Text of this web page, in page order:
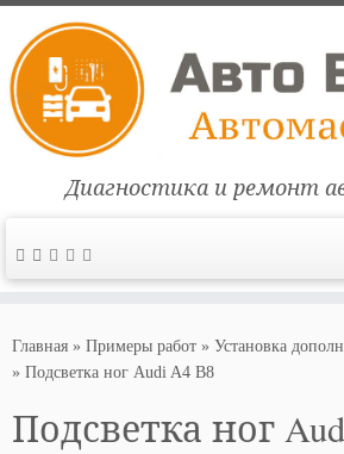
содержимому
Диагностика и ремонт
Главная » Примеры работ » Установка
» Подсветка ног Audi A4 B8
Подсветка ног